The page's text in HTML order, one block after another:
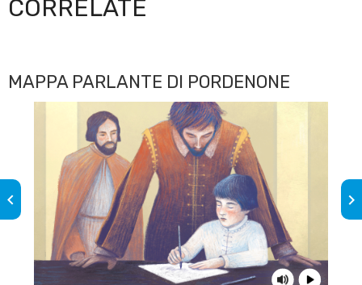
CORRELATE
MAPPA PARLANTE DI PORDENONE
keyboard_arrow_left keyboard_arrow_right